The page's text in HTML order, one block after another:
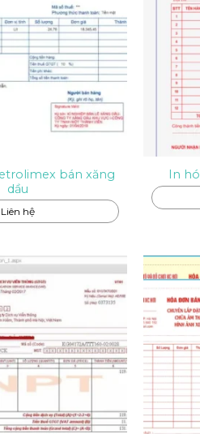
bán xăng
dầu
Liên hệ
In